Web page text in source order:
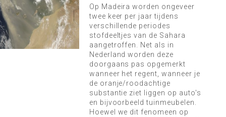
Op Madeira worden ongeveer
twee keer per jaar tijdens
verschillende periodes
stofdeeltjes van de Sahara
aangetroffen. Net als in
Nederland worden deze
doorgaans pas opgemerkt
wanneer het regent, wanneer je
de oranje/roodachtige
substantie ziet liggen op auto's
en bijvoorbeeld tuinmeubelen.
Hoewel we dit fenomeen op